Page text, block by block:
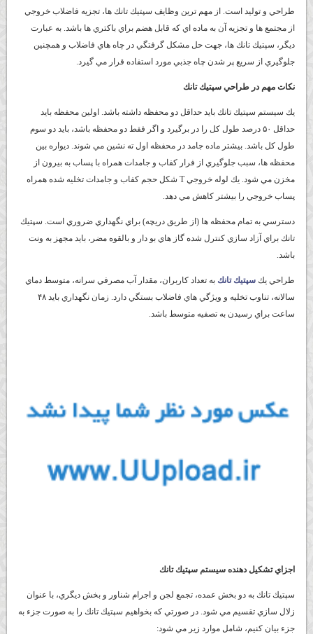
طراحي و توليد است. از مهم ترين وظايف سپتيك تانك ها، تجزيه فاضلاب خروجي
از مجتمع ها و تجزيه آن به ماده اي كه قابل هضم براي باكتري ها باشد. به عبارت
ديگر، سپتيك تانك ها، جهت حل مشكل گرفتگي در چاه هاي فاضلاب و همچنين
جلوگيري از سريع پر شدن چاه جذبي مورد استفاده قرار مي گيرد.
نكات مهم در طراحي سپتيك تانك
يك سيستم سپتيك تانك بايد حداقل دو محفظه داشته باشد. اولين محفظه بايد
حداقل ۵۰ درصد طول كل را در بر‌گيرد و اگر فقط دو محفظه باشد، بايد دو سوم
طول كل باشد. بيشتر ماده جامد در محفظه اول ته نشين مي ‌شوند. ديواره بين
محفظه‌ ها، سبب جلوگيري از فرار كفاب و جامدات همراه با پساب به بيرون از
مخزن مي شود. يك لوله خروجي T شكل حجم كفاب و جامدات تخليه‌ شده همراه
پساب خروجي را بيشتر كاهش مي‌ دهد.
دسترسي به تمام محفظه ‌ها (‏از طريق دريچه)‏ براي نگهداري ضروري است. سپتيك
تانك براي آزاد سازي كنترل ‌شده گاز هاي بو دار و بالقوه مضر، بايد مجهز به ونت
باشد.
طراحي يك سپتيك تانك به تعداد كاربران، مقدار آب مصرفي سرانه، متوسط دماي
سالانه، تناوب تخليه و ويژگي‌ هاي فاضلاب بستگي دارد. زمان نگهداري بايد ۴۸
ساعت براي رسيدن به تصفيه متوسط باشد.
اجزاي تشكيل دهنده سيستم سپتيك تانك
سپتيك تانك به دو بخش عمده، تجمع لجن و اجرام شناور و بخش ديگري، با عنوان
زلال سازي تقسيم مي شود. در صورتي كه بخواهيم سپتيك تانك را به صورت جزء به
جزء بيان كنيم، شامل موارد زير مي شود: